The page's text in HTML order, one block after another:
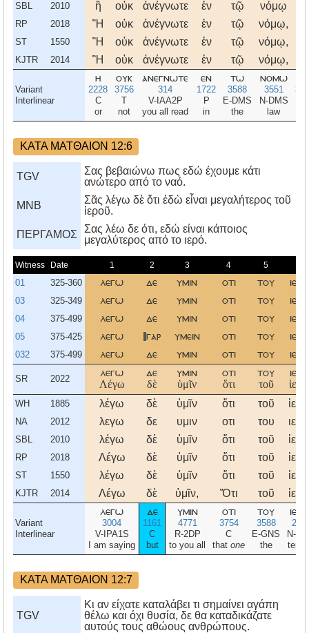
SBL 2010 ἢ οὐκ ἀνέγνωτε ἐν τῷ νόμῳ
RP 2018 Ἢ οὐκ ἀνέγνωτε ἐν τῷ νόμῳ,
ST 1550 Ἢ οὐκ ἀνέγνωτε ἐν τῷ νόμῳ,
KJTR 2014 Ἢ οὐκ ἀνέγνωτε ἐν τῷ νόμῳ,
Variant
Interlinear
η
2228
C
or
ουκ
3756
T
not
ανεγνωτε
314
V-IAA2P
you all read
εν
1722
P
in
τω
3588
E-DMS
the
νομω
3551
N-DMS
law
ΚΑΤΑ ΜΑΤΘΑΙΟΝ 12:6
TGV
Σας βεβαιώνω πως εδώ έχουμε κάτι
ανώτερο από το ναό.
MNB
Σᾶς λέγω δὲ ὅτι ἐδὼ εἶναι μεγαλήτερος τοῦ
ἱεροῦ.
ΠΕΡΓΑΜΟΣ
Σας λέω δε ότι, εδώ είναι κάποιος
μεγαλύτερος από το ιερό.
Witness Date 1 2 3 4 5
01 325-360 λεγω δε υμιν οτι του
03 325-349 λεγω δε υμιν οτι του
04 375-499 λεγω δε υμιν οτι του
05 375-425 λεγω γαρ υμειν οτι του
032 375-499 λεγω δε υμιν οτι του
SR 2022
λεγω
Λέγω
δε
δὲ
υμιν
ὑμῖν
οτι
ὅτι
του
τοῦ
WH 1885 λέγω δὲ ὑμῖν ὅτι τοῦ
NA 2012 λεγω δε υμιν οτι του
SBL 2010 λέγω δὲ ὑμῖν ὅτι τοῦ
RP 2018 Λέγω δὲ ὑμῖν ὅτι τοῦ
ST 1550 λέγω δὲ ὑμῖν ὅτι τοῦ
KJTR 2014 Λέγω δὲ ὑμῖν, Ὅτι τοῦ
Variant
Interlinear
λεγω
3004
V-IPA1S
I am saying
δε
1161
C
but
υμιν
4771
R-2DP
to you all
οτι
3754
C
that one
του
3588
E-GNS
the
N-
ΚΑΤΑ ΜΑΤΘΑΙΟΝ 12:7
TGV
Κι αν είχατε καταλάβει τι σημαίνει αγάπη
θέλω και όχι θυσία, δε θα καταδικάζατε
αυτούς τους αθώους ανθρώπους.